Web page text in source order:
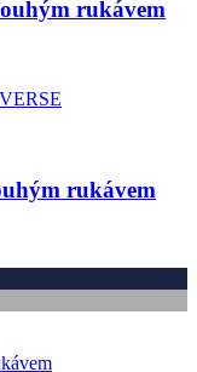
rukávem
rukávem